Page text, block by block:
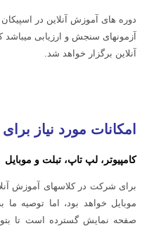
دوره های آموزش آنلاین در
آزمونهای سنجش و ارزیابی
آنلاین برگزار خواهد شد.
امکانات مورد نیاز
کامپیوتر، لپ تاپ، تبلت و موبایل
برای شرکت در کلاسهای آموزش
موبایل خواهد بود، اما توصیه ما
صفحه نمایش گسترده است تا